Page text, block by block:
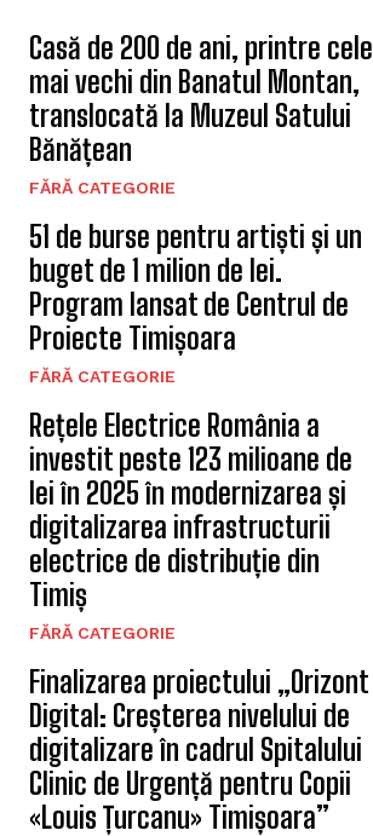
Casă de 200 de ani, printre cele
mai vechi din Banatul Montan,
translocată la Muzeul Satului
Bănățean
FĂRĂ CATEGORIE
51 de burse pentru artiști și un
buget de 1 milion de lei.
Program lansat de Centrul de
Proiecte Timișoara
FĂRĂ CATEGORIE
Rețele Electrice România a
investit peste 123 milioane de
lei în 2025 în modernizarea și
digitalizarea infrastructurii
electrice de distribuție din
Timiș
FĂRĂ CATEGORIE
Finalizarea proiectului „Orizont
Digital: Creșterea nivelului de
digitalizare în cadrul Spitalului
Clinic de Urgență pentru Copii
«Louis Țurcanu» Timișoara”